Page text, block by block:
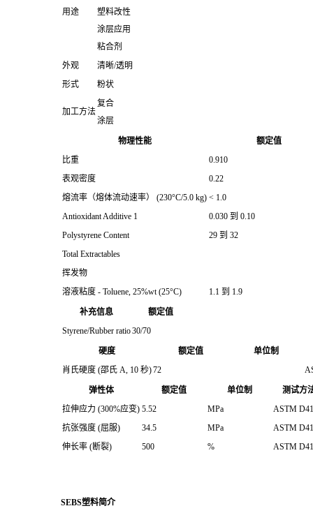
用途
塑料改性
涂层应用
粘合剂
外观
清晰/透明
形式
粉状
加工方法
复合
涂层
物理性能
额定值
比重
0.910
表观密度
0.22
熔流率（熔体流动速率） (230°C/5.0 kg) < 1.0
Antioxidant Additive 1
0.030 到 0.10
Polystyrene Content
29 到 32
Total Extractables
挥发物
溶液粘度 - Toluene, 25%wt (25°C)
1.1 到 1.9
补充信息
额定值
Styrene/Rubber ratio30/70
硬度 额定值
单位制
肖氏硬度 (邵氏 A, 10 秒)72
弹性体 额定值 单位制
测试方
拉伸应力 (300%应变) 5.52 MPa
ASTM
抗张强度 (屈服)
34.5 MPa
ASTM
伸长率 (断裂)
500 % ASTM
SEBS塑料简介